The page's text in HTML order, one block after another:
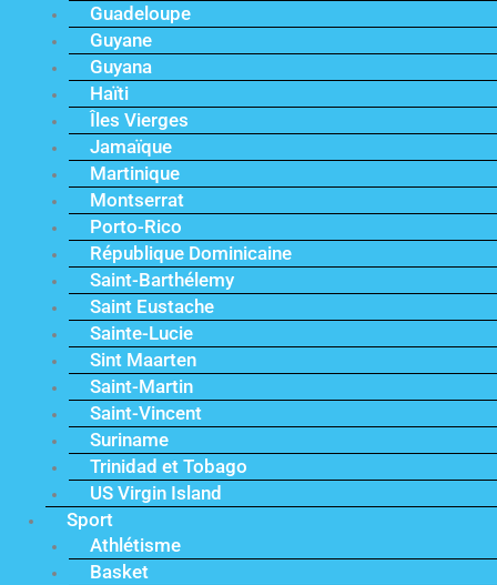
Guadeloupe
Guyane
Guyana
Haïti
Îles Vierges
Jamaïque
Martinique
Montserrat
Porto-Rico
République Dominicaine
Saint-Barthélemy
Saint Eustache
Sainte-Lucie
Sint Maarten
Saint-Martin
Saint-Vincent
Suriname
Trinidad et Tobago
US Virgin Island
Sport
Athlétisme
Basket